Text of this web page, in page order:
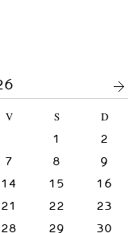
c
uV S
D
1
2
7 8
9
14 15
16
21 22
23
28 29
30